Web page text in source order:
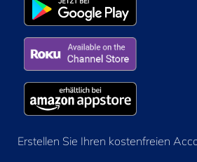
Erstellen Sie Ihren kostenfreien